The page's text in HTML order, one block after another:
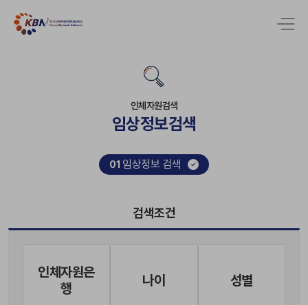
인체자원검색
임상정보검색
01 임상정보 검색
검색조건
인체자원은
행
나이 성별